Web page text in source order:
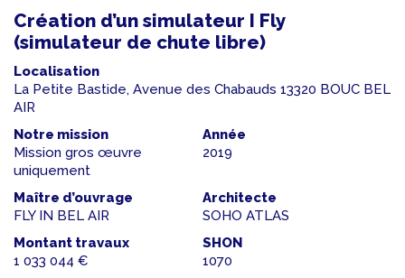
Création d’un simulateur I Fly
(simulateur de chute libre)
Localisation
La Petite Bastide, Avenue des Chabauds 13320 BOUC BEL
AIR
Notre mission
Mission gros œuvre
uniquement
Année
2019
Maître d’ouvrage
FLY IN BEL AIR
Architecte
SOHO ATLAS
Montant travaux
1 033 044 €
SHON
1070